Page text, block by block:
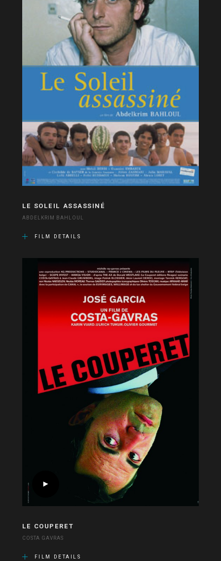
LE SOLEIL ASSASSINÉ
ABDELKRIM BAHLOUL
FILM DETAILS
LE COUPERET
COSTA GAVRAS
FILM DETAILS